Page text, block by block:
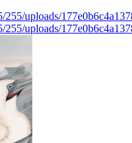
uploads/
uploads/